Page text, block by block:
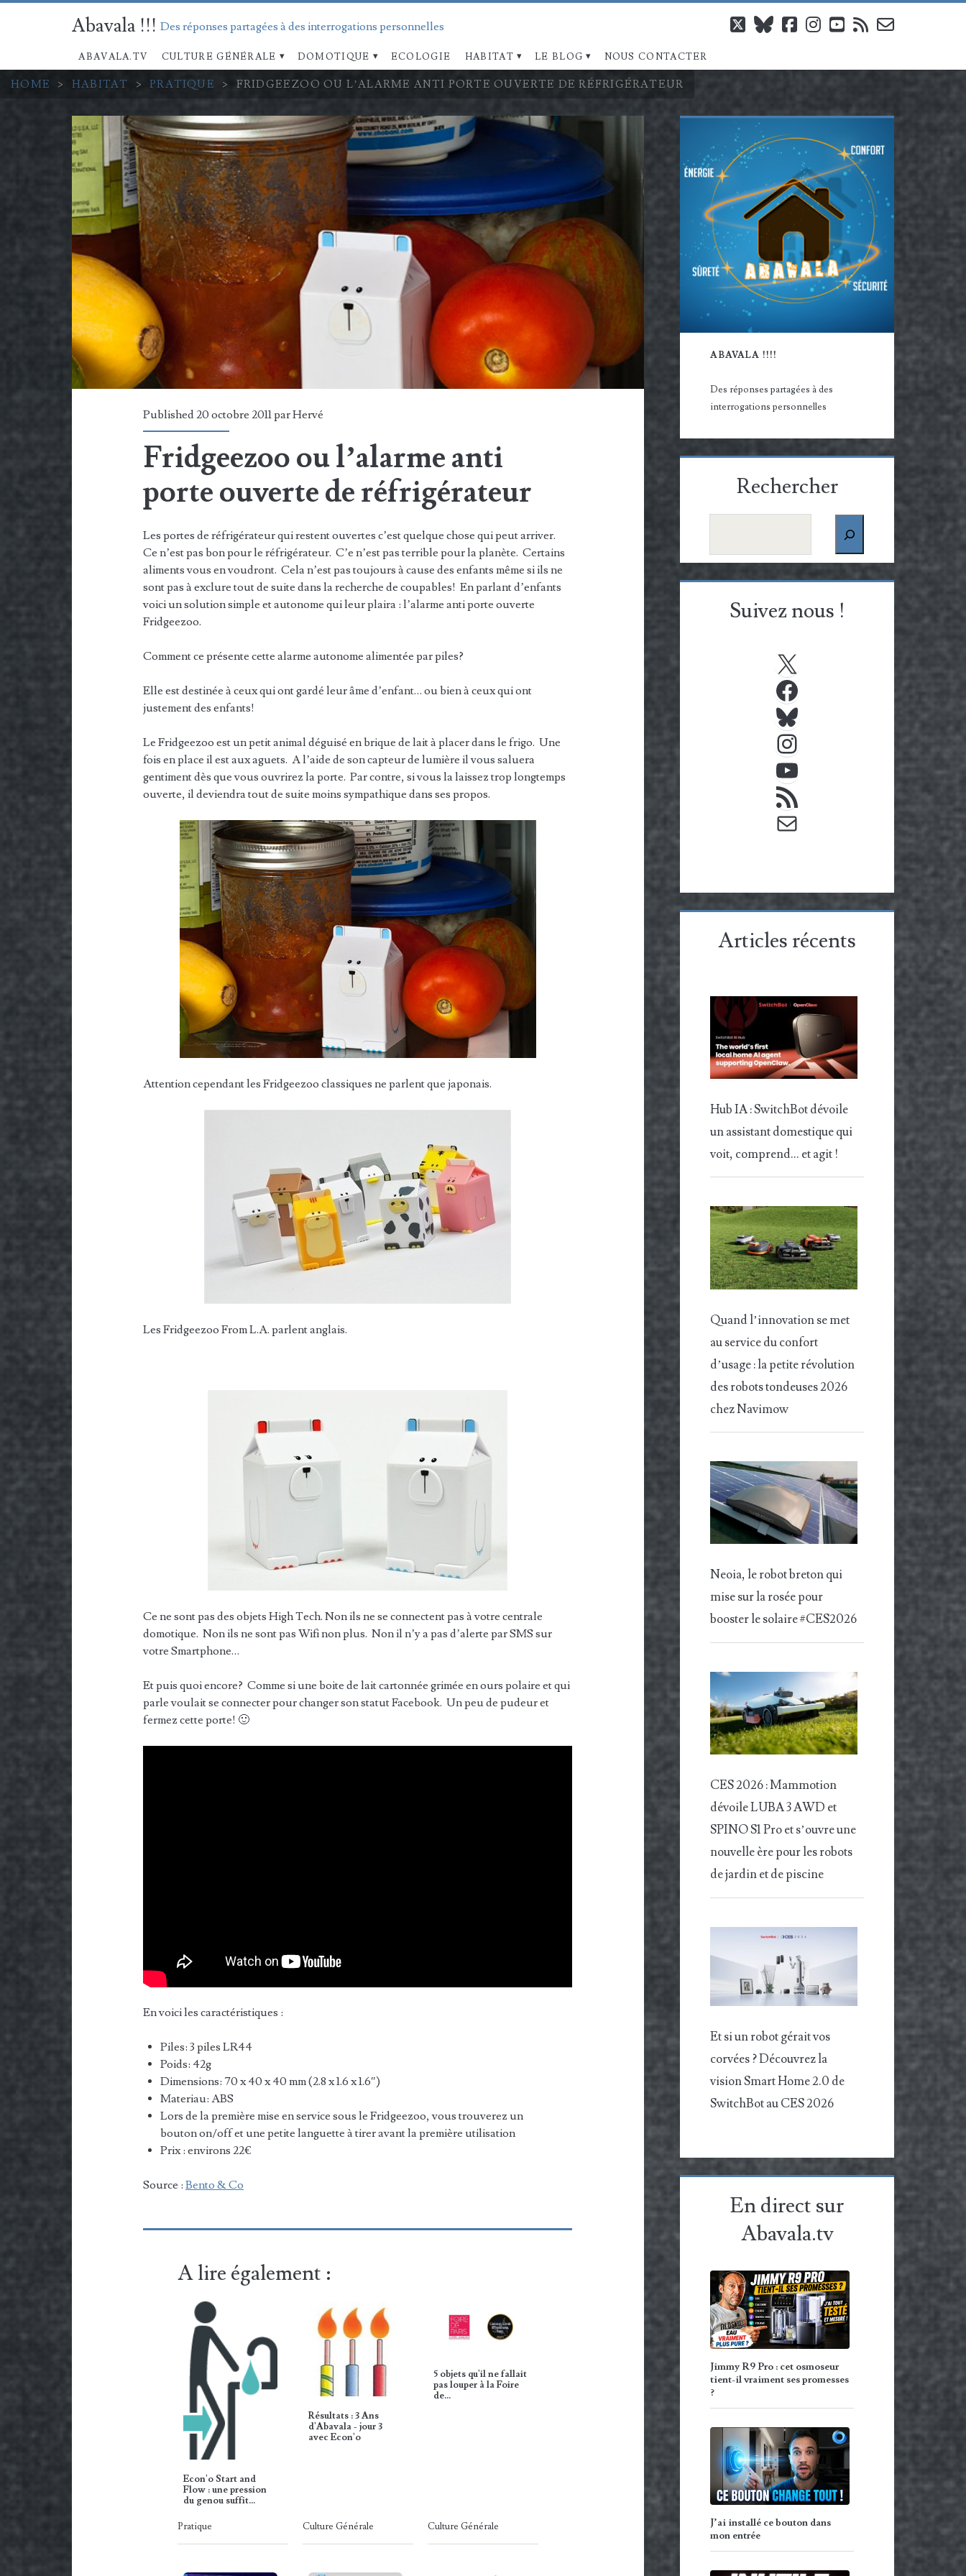
Abavala !!! Des réponses partagées à des interrogations personnelles
ABAVALA.TV CULTURE GÉNÉRALE DOMOTIQUE ECOLOGIE HABITAT LE BLOG NOUS CONTACTER
twitterblueskyfacebook
instagram
youtube
rss email-
HOME > HABITAT > PRATIQUE > FRIDGEEZOO OU L’ALARME ANTI PORTE OUVERTE DE RÉFRIGÉRATEUR
Published 20 octobre 2011 parHervé
Fridgeezoo ou l’alarme anti
porte ouverte de réfrigérateur
Les portes de réfrigérateur qui restent ouvertes c’est quelque chose qui peut arriver.
Ce n’est pas bon pour le réfrigérateur. C’e n’est pas terrible pour la planète. Certains
aliments vous en voudront. Cela n’est pas toujours à cause des enfants même si ils ne
sont pas à exclure tout de suite dans la recherche de coupables! En parlant d’enfants
voici un solution simple et autonome qui leur plaira : l’alarme anti porte ouverte
Fridgeezoo.
Comment ce présente cette alarme autonome alimentée par piles?
Elle est destinée à ceux qui ont gardé leur âme d’enfant… ou bien à ceux qui ont
justement des enfants!
Le Fridgeezoo est un petit animal déguisé en brique de lait à placer dans le frigo. Une
fois en place il est aux aguets. A l’aide de son capteur de lumière il vous saluera
gentiment dès que vous ouvrirez la porte. Par contre, si vous la laissez trop longtemps
ouverte, il deviendra tout de suite moins sympathique dans ses propos.
Attention cependant les Fridgeezoo classiques ne parlent que japonais.
Les Fridgeezoo From L.A. parlent anglais.
Ce ne sont pas des objets High Tech. Non ils ne se connectent pas à votre centrale
domotique. Non ils ne sont pas Wifi non plus. Non il n’y a pas d’alerte par SMS sur
votre Smartphone…
Et puis quoi encore? Comme si une boite de lait cartonnée grimée en ours polaire et qui
parle voulait se connecter pour changer son statut Facebook. Un peu de pudeur et
fermez cette porte! 🙂
En voici les caractéristiques :
Piles: 3 piles LR44
Poids: 42g
Dimensions: 70 x 40 x 40 mm (2.8 x 1.6 x 1.6″)
Materiau: ABS
Lors de la première mise en service sous le Fridgeezoo, vous trouverez un
bouton on/off et une petite languette à tirer avant la première utilisation
Prix : environs 22€
Source :Bento & Co
A lire également :
Econ'o Start and
Flow : une pression
du genou suffit…
Pratique
Résultats : 3 Ans
d'Abavala - jour 3
avec Econ'o
Culture Générale
5 objets qu'il ne fallait
pas louper à la Foire
de…
Culture Générale
Barre
latérale
principale
ABAVALA !!!!
Des réponses partagées à des
interrogations personnelles
Rechercher
Suivez nous !
Facebook
YouTube
Articles récents
Hub IA : SwitchBot dévoile
un assistant domestique qui
voit, comprend… et agit !
Quand l’innovation se met
au service du confort
d’usage : la petite révolution
des robots tondeuses 2026
chez Navimow
Neoia, le robot breton qui
mise sur la rosée pour
booster le solaire #CES2026
CES 2026 : Mammotion
dévoile LUBA 3 AWD et
SPINO S1 Pro et s’ouvre une
nouvelle ère pour les robots
de jardin et de piscine
Et si un robot gérait vos
corvées ? Découvrez la
vision Smart Home 2.0 de
SwitchBot au CES 2026
En direct sur
Abavala.tv
Jimmy R9 Pro : cet osmoseur
tient-il vraiment ses promesses
?
J’ai installé ce bouton dans
mon entrée